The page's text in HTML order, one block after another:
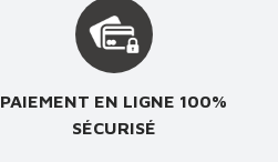
PAIEMENT EN LIGNE 100%
SÉCURISÉ